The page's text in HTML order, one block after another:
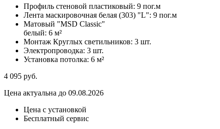
Профиль стеновой пластиковый: 9 пог.м
Лента маскировочная белая (303) "L": 9 пог.м
Матовый "MSD Classic"
белый: 6 м²
Монтаж Круглых светильников: 3 шт.
Электропроводка: 3 шт.
Установка потолка: 6 м²
4 095 руб.
Цена актуальна до 09.08.2026
Цена с установкой
Бесплатный сервис